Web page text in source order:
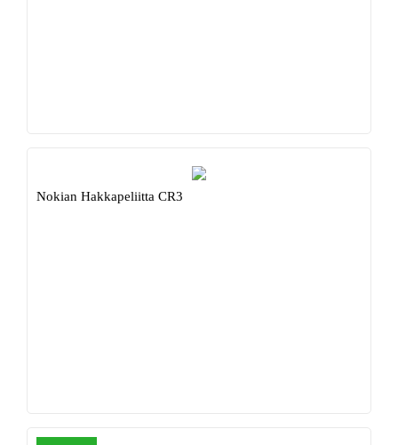
Nokian Hakkapeliitta CR3